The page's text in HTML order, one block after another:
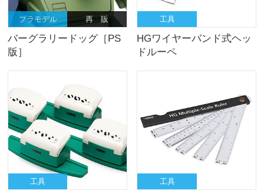
プラモデル 再 販
バーグラリードッグ［PS
版］
工具
HGワイヤーバンド式ヘッ
ドルーペ
工具 工具